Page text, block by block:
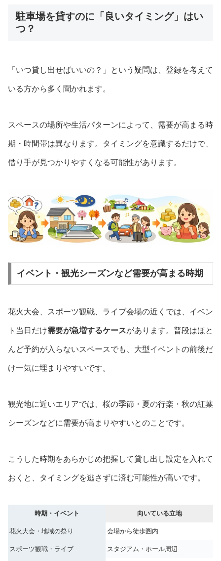
駐車場を貸すのに「良いタイミング」はい
つ？
「いつ貸し出せばいいの？」という疑問は、登録を考えて
いる方から多く聞かれます。
スペースの場所や生活パターンによって、需要が高まる時
期・時間帯は異なります。タイミングを意識するだけで、
借り手が見つかりやすくなる可能性があります。
イベント・観光シーズンなど需要が高まる時期
花火大会、スポーツ観戦、ライブ会場の近くでは、イベン
ト当日だけ需要が急増するケースがあります。普段はほと
んど予約が入らないスペースでも、大型イベントの前後だ
け一気に埋まりやすいです。
観光地に近いエリアでは、桜の季節・夏の行楽・秋の紅葉
シーズンなどに需要が高まりやすいとのことです。
こうした時期をあらかじめ把握して貸し出し設定を入れて
おくと、タイミングを逃さずに済む可能性が高いです。
時期・イベント 向いている立地
花火大会・地域の祭り 会場から徒歩圏内
スポーツ観戦・ライブ スタジアム・ホール周辺